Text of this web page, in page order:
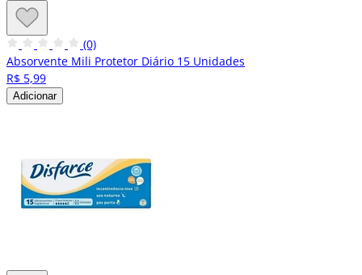
(0)
Absorvente Mili Protetor Diário 15 Unidades
R$ 5,99
Adicionar